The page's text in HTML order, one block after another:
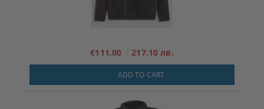
€111.00 217.10 лв.
ADD TO CART